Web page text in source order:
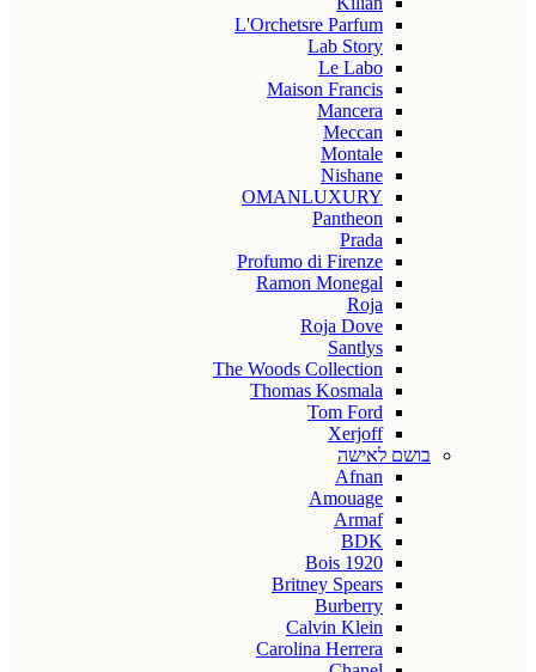
L'Orchetsre Parfum
Lab Story
Le Labo
Maison Francis
Mancera
Meccan
Montale
Nishane
OMANLUXURY
Pantheon
Prada
Profumo di Firenze
Ramon Monegal
Roja
Roja Dove
Santlys
The Woods Collection
Thomas Kosmala
Tom Ford
Xerjoff
בושם לאישה
Afnan
Amouage
Armaf
BDK
Bois 1920
Britney Spears
Burberry
Calvin Klein
Carolina Herrera